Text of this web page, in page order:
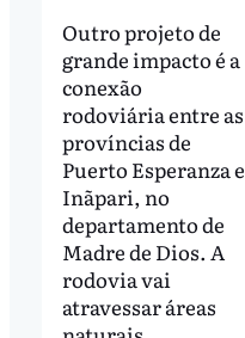
Outro projeto de
grande impacto é a
conexão
rodoviária entre as
províncias de
Puerto Esperanza e
Inãpari, no
departamento de
Madre de Dios. A
rodovia vai
atravessar áreas